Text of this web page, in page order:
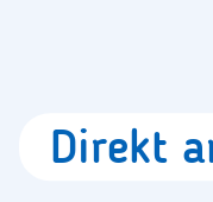
Direkt